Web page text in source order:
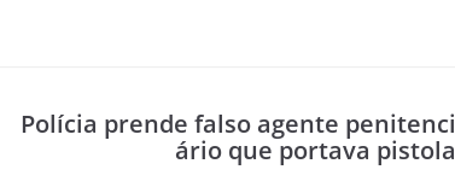
Polícia prende falso agente penitenci
ário que portava pistola